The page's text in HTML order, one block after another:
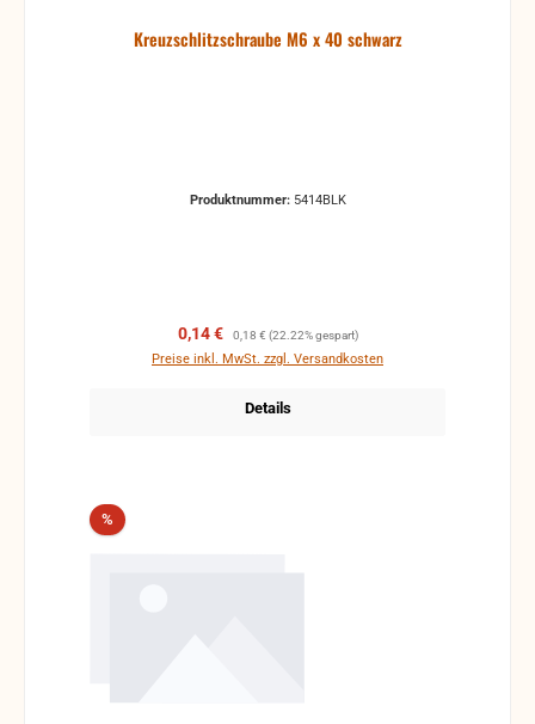
Kreuzschlitzschraube M6 x 40 schwarz
Produktnummer: 5414BLK
Verkaufspreis:
0,14 € Regulärer Preis:
0,18 € (22.22% gespart)
Preise inkl. MwSt. zzgl. Versandkosten
Details
%Rabatt